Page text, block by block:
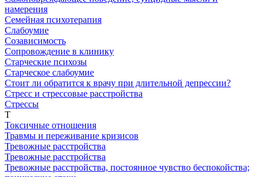
намерения
Семейная психотерапия
Слабоумие
Созависимость
Сопровождение в клинику
Старческие психозы
Старческое слабоумие
Стоит ли обратится к врачу при длительной депрессии?
Стресс и стрессовые расстройства
Стрессы
Т
Токсичные отношения
Травмы и переживание кризисов
Тревожные расстройства
Тревожные расстройства
Тревожные расстройства, постоянное чувство беспокойства;